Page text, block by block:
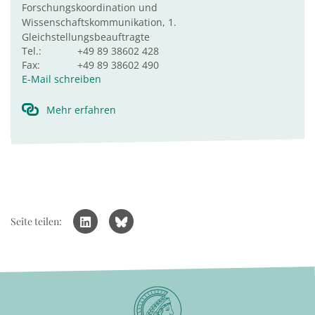
Forschungskoordination und
Wissenschaftskommunikation, 1.
Gleichstellungsbeauftragte
Tel.:
+49 89 38602 428
Fax:
+49 89 38602 490
E-Mail schreiben
Mehr erfahren
Seite teilen: